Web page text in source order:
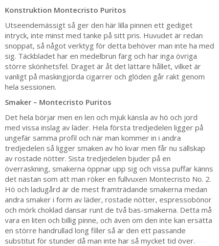
Konstruktion Montecristo Puritos
Utseendemässigt så ger den här lilla pinnen ett gediget
intryck, inte minst med tanke på sitt pris. Huvudet är redan
snoppat, så något verktyg för detta behöver man inte ha med
sig. Täckbladet har en medelbrun färg och har inga övriga
större skönhetsfel. Draget är åt det lättare hållet, vilket är
vanligt på maskingjorda cigarrer och glöden går rakt genom
hela sessionen.
Smaker – Montecristo Puritos
Det hela börjar men en len och mjuk känsla av hö och jord
med vissa inslag av läder. Hela första tredjedelen ligger på
ungefär samma profil och när man kommer in i andra
tredjedelen så ligger smaken av hö kvar men får nu sällskap
av rostade nötter. Sista tredjedelen bjuder på en
överraskning, smakerna öppnar upp sig och vissa puffar känns
det nästan som att man röker en fullvuxen Montecristo No. 2.
Hö och ladugård är de mest framträdande smakerna medan
andra smaker i form av läder, rostade nötter, espressobönor
och mörk choklad dansar runt de två bas-smakerna. Detta må
vara en liten och billig pinne, och även om den inte kan ersätta
en större handrullad long filler så är den ett passande
substitut för stunder då man inte har så mycket tid över.